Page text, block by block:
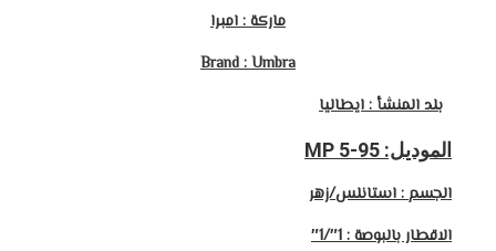
ماركة : امبرا
Brand : Umbra
بلد المنشأ : ايطاليا
الموديل: MP 5-95
الجسم : استانلس/زهر
الاقطار بالبوصة : 1″/1″